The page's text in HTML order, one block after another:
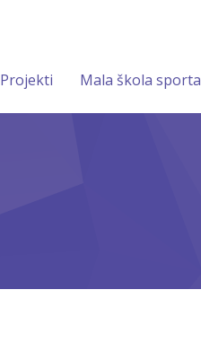
Projekti Mala škola sporta